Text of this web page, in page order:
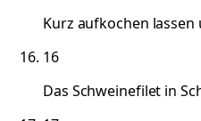
Kurz aufkochen lassen
16
Das Schweinefilet in